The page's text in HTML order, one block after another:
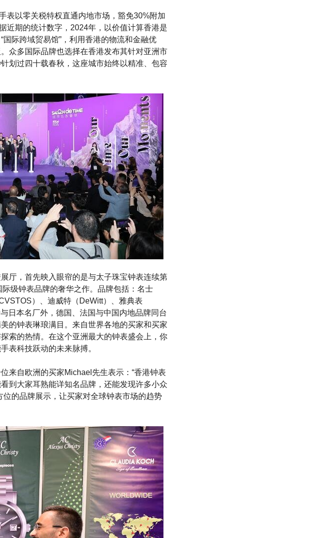
表以零关税特权直通内地市场，豁免30%附加
近期的统计数字，2024年，以价值计算香港是
际跨域贸易馆”，利用香港的物流和金融优
众多国际品牌也选择在香港发布其针对亚洲市
划过四十载春秋，这座城市始终以精准、包容
厅，首先映入眼帘的是与太子珠宝钟表连续第
级钟表品牌的奢华之作。品牌包括：名士
）、迪威特（DeWitt）、雅典表
日本名厂外，德国、法国与中国内地品牌同台
的钟表琳琅满目。来自世界各地的买家和买家
索的热情。在这个亚洲最大的钟表盛会上，你
表科技跃动的未来脉搏。
来自欧洲的买家Michael先生表示：“香港钟表
到大家耳熟能详知名品牌，还能发现许多小众
的品牌展示，让买家对全球钟表市场的趋势